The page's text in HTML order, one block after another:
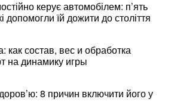
керує автомобілем: п’ять
допомогли їй дожити до століття
состав, вес и обработка
на динамику игры
8 причин включити його у